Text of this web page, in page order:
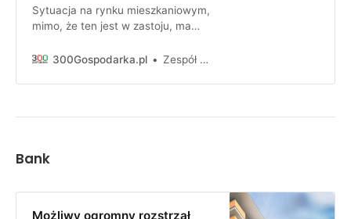
Sytuacja na rynku mieszkaniowym,
mimo, że ten jest w zastoju, ma
opowiadają eksperci ds.
300Gospodarka.pl Zespół 300Gospodarki
Bank
Możliwy ogromny rozstrzał